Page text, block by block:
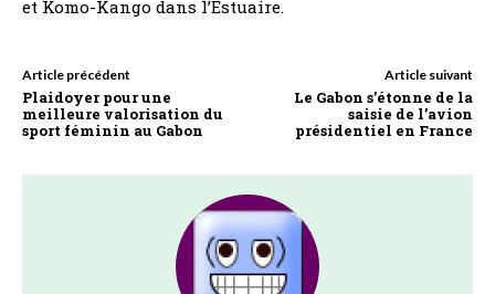
et Komo-Kango dans l’Estuaire.
Article précédent
Plaidoyer pour une
meilleure valorisation du
sport féminin au Gabon
Article suivant
Le Gabon s’étonne de la
saisie de l’avion
présidentiel en France